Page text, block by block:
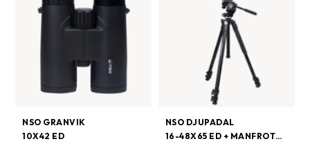
NSO GRANVIK
10X42 ED
NSO DJUPADAL
16-48X65 ED + MANFROTTO 290 XTRA 128RC2